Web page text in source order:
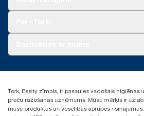
+371 29141799
Atrast izplatītāju
Ulbrokas street 19A
Riga, Latvija
Tork, Essity zīmols, ir pasaules vadošais higiēnas
preču ražošanas uzņēmums. Mūsu mērķis ir
mūsu produktus un veselības aprūpes